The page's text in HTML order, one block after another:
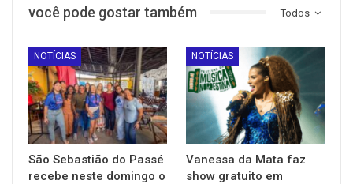
Todos
você pode gostar também
NOTÍCIAS
São Sebastião do Passé
recebe neste domingo o
NOTÍCIAS
Vanessa da Mata faz
show gratuito em